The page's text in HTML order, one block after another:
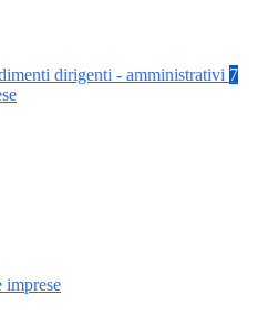
dirigenti - amministrativi 7